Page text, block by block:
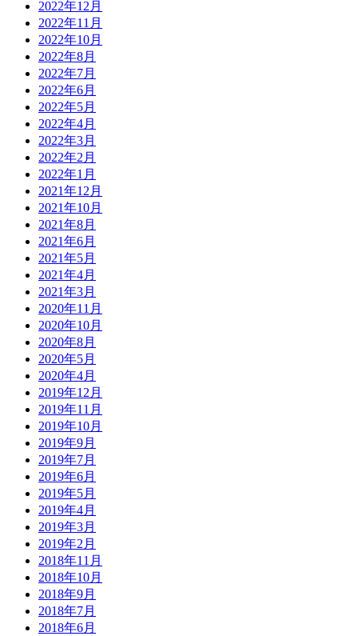
2022年12月
2022年11月
2022年10月
2022年8月
2022年7月
2022年6月
2022年5月
2022年4月
2022年3月
2022年2月
2022年1月
2021年12月
2021年10月
2021年8月
2021年6月
2021年5月
2021年4月
2021年3月
2020年11月
2020年10月
2020年8月
2020年5月
2020年4月
2019年12月
2019年11月
2019年10月
2019年9月
2019年7月
2019年6月
2019年5月
2019年4月
2019年3月
2019年2月
2018年11月
2018年10月
2018年9月
2018年7月
2018年6月